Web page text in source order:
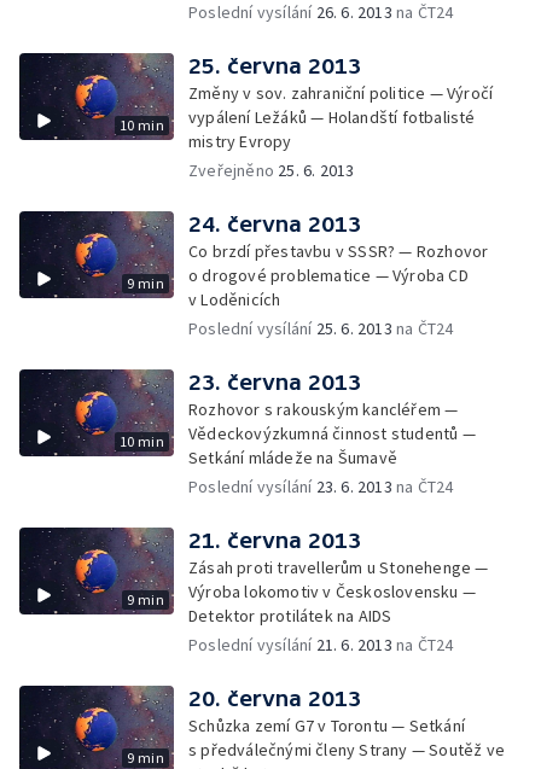
Poslední vysílání 26. 6. 2013 na ČT24
10 min
25. června 2013
Změny v sov. zahraniční politice — Výročí
vypálení Ležáků — Holandští fotbalisté
mistry Evropy
Zveřejněno 25. 6. 2013
9 min
24. června 2013
Co brzdí přestavbu v SSSR? — Rozhovor
o drogové problematice — Výroba CD
v Loděnicích
Poslední vysílání 25. 6. 2013 na ČT24
10 min
23. června 2013
Rozhovor s rakouským kancléřem —
Vědeckovýzkumná činnost studentů —
Setkání mládeže na Šumavě
Poslední vysílání 23. 6. 2013 na ČT24
9 min
21. června 2013
Zásah proti travellerům u Stonehenge —
Výroba lokomotiv v Československu —
Detektor protilátek na AIDS
Poslední vysílání 21. 6. 2013 na ČT24
9 min
20. června 2013
Schůzka zemí G7 v Torontu — Setkání
s předválečnými členy Strany — Soutěž ve